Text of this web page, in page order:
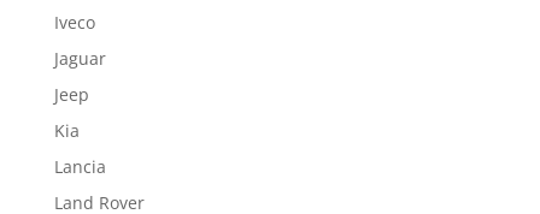
Iveco
Jaguar
Jeep
Kia
Lancia
Land Rover